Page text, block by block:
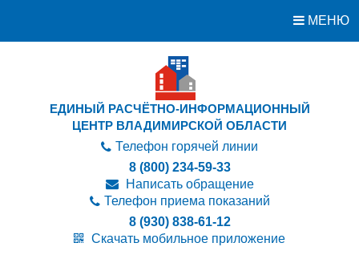
МЕНЮ
ЕДИНЫЙ РАСЧЁТНО-ИНФОРМАЦИОННЫЙ
ЦЕНТР ВЛАДИМИРСКОЙ ОБЛАСТИ
Телефон горячей линии
8 (800) 234-59-33
Написать обращение
Телефон приема показаний
8 (930) 838-61-12
Скачать мобильное приложение